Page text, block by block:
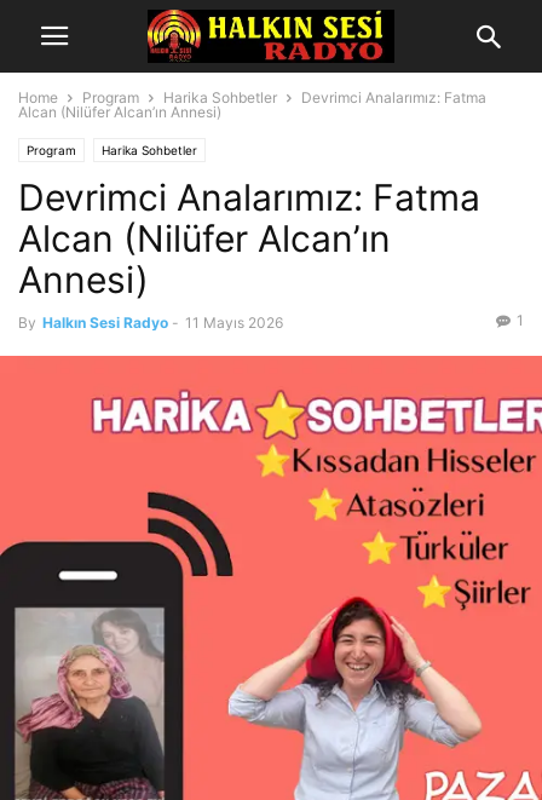
Home Program Harika Sohbetler
Devrimci Analarımız: Fatma
Alcan (Nilüfer Alcan’ın Annesi)
Program Harika Sohbetler
Devrimci Analarımız: Fatma
Alcan (Nilüfer Alcan’ın
Annesi)
By Halkın Sesi Radyo - 11 Mayıs 2026 1